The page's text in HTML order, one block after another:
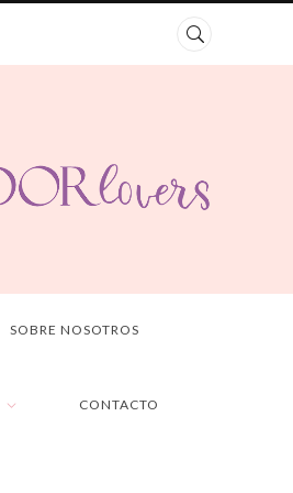
SOBRE NOSOTROS
CONTACTO